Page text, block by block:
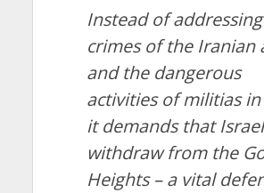
Instead of
crimes of the Iranian
and the dangerous
activities of militias in
it demands that Israel
withdraw from the
Heights – a vital